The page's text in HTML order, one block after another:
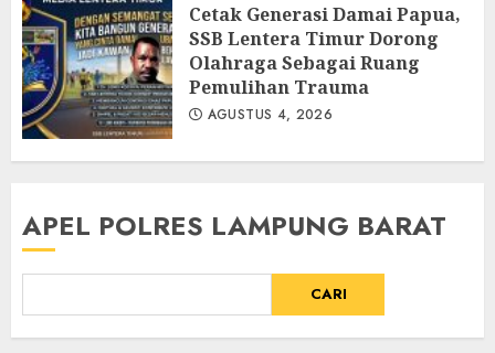
Cetak Generasi Damai Papua,
SSB Lentera Timur Dorong
Olahraga Sebagai Ruang
Pemulihan Trauma
AGUSTUS 4, 2026
APEL POLRES LAMPUNG BARAT
CARI